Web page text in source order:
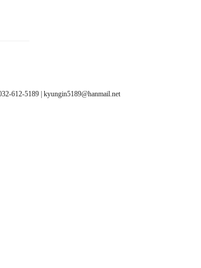
612-5189 | kyungin5189@hanmail.net